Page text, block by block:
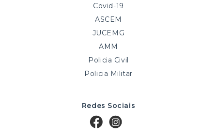
Covid-19
ASCEM
JUCEMG
AMM
Policia Civil
Policia Militar
Redes Sociais